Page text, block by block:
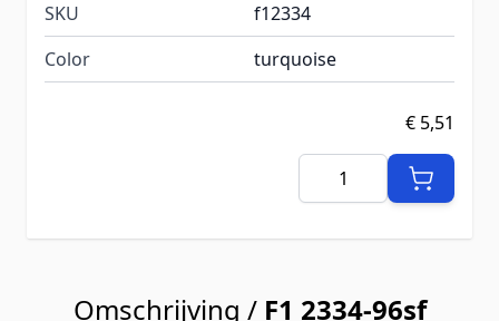
SKU
f12334
Color
turquoise
€ 5,51
Aantal
Omschrijving / F1 2334-96sf